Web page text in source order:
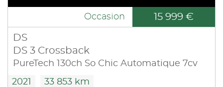
Occasion 15 999 €
DS
DS 3 Crossback
PureTech 130ch So Chic Automatique 7cv
2021 33 853 km